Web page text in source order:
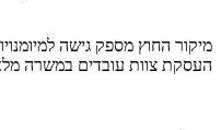
מיקור החוץ מספק גישה
העסקת צוות עובדים במשרה